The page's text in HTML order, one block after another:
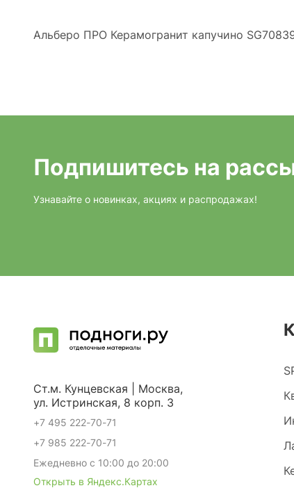
Альберо ПРО Керамогранит капучино
Подпишитесь на
Узнавайте о новинках, акциях и распродажах!
Ст.м. Кунцевская | Москва,
ул. Истринская, 8 корп. 3
+7 495 222-70-71
+7 985 222-70-71
Ежедневно с 10:00 до 20:00
Открыть в Яндекс.Картах